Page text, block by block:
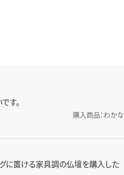
す。
購入商品：わかな
に置ける家具調の仏壇を購入した